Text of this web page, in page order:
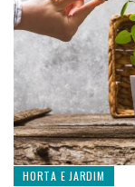
HORTA E JARDIM